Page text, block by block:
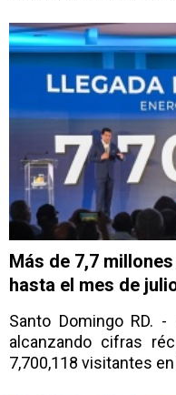
Más de 7,7
hasta el mes de
Santo Domingo RD.
alcanzando cifras
7,700,118 visitantes